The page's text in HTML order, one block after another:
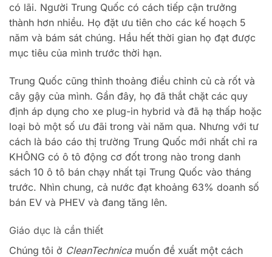
có lãi. Người Trung Quốc có cách tiếp cận trưởng
thành hơn nhiều. Họ đặt ưu tiên cho các kế hoạch 5
năm và bám sát chúng. Hầu hết thời gian họ đạt được
mục tiêu của mình trước thời hạn.
Trung Quốc cũng thỉnh thoảng điều chỉnh củ cà rốt và
cây gậy của mình. Gần đây, họ đã thắt chặt các quy
định áp dụng cho xe plug-in hybrid và đã hạ thấp hoặc
loại bỏ một số ưu đãi trong vài năm qua. Nhưng với tư
cách là báo cáo thị trường Trung Quốc mới nhất chỉ ra
KHÔNG có ô tô động cơ đốt trong nào trong danh
sách 10 ô tô bán chạy nhất tại Trung Quốc vào tháng
trước. Nhìn chung, cả nước đạt khoảng 63% doanh số
bán EV và PHEV và đang tăng lên.
Giáo dục là cần thiết
Chúng tôi ở CleanTechnicamuốn đề xuất một cách